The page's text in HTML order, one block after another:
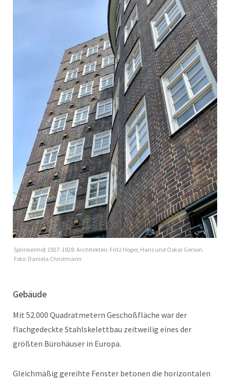
Sprinkenhof, 1927-1928. Architekten: Fritz Höger, Hans und Oskar Gerson.
Foto: Daniela Christmann
Gebäude
Mit 52.000 Quadratmetern Geschoßfläche war der
flachgedeckte Stahlskelettbau zeitweilig eines der
größten Bürohäuser in Europa.
Gleichmäßig gereihte Fenster betonen die horizontalen